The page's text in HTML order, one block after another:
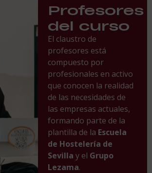
Profesores
del curso
El claustro de
profesores está
compuesto por
profesionales en activo
que conocen la realidad
de las necesidades de
las empresas actuales,
formando parte de la
plantilla de la Escuela
de Hostelería de
Sevilla y el Grupo
Lezama.